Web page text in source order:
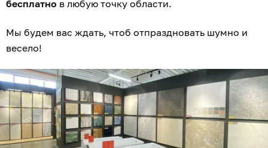
бесплатно в любую точку области.
Мы будем вас ждать, чтоб отпраздновать шумно и
весело!